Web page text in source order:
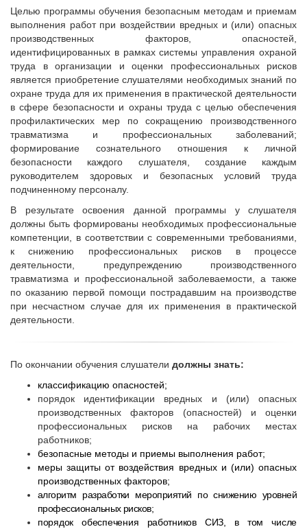
Целью программы обучения безопасным методам и приемам
выполнения работ при воздействии вредных и (или) опасных
производственных факторов, опасностей,
идентифицированных в рамках системы управления охраной
труда в организации и оценки профессиональных рисков
является приобретение слушателями необходимых знаний по
охране труда для их применения в практической деятельности
в сфере безопасности и охраны труда с целью обеспечения
профилактических мер по сокращению производственного
травматизма и профессиональных заболеваний;
формирование сознательного отношения к личной
безопасности каждого слушателя, создание каждым
руководителем здоровых и безопасных условий труда
подчиненному персоналу.
В результате освоения данной программы у слушателя
должны быть формированы необходимых профессиональные
компетенции, в соответствии с современными требованиями,
к снижению профессиональных рисков в процессе
деятельности, предупреждению производственного
травматизма и профессиональной заболеваемости, а также
по оказанию первой помощи пострадавшим на производстве
при несчастном случае для их применения в практической
деятельности.
По окончании обучения слушатели должны знать:
классификацию опасностей;
порядок идентификации вредных и (или) опасных
производственных факторов (опасностей) и оценки
профессиональных рисков на рабочих местах
работников;
безопасные методы и приемы выполнения работ;
меры защиты от воздействия вредных и (или) опасных
производственных факторов;
алгоритм разработки мероприятий по снижению уровней
профессиональных рисков;
порядок обеспечения работников СИЗ, в том числе